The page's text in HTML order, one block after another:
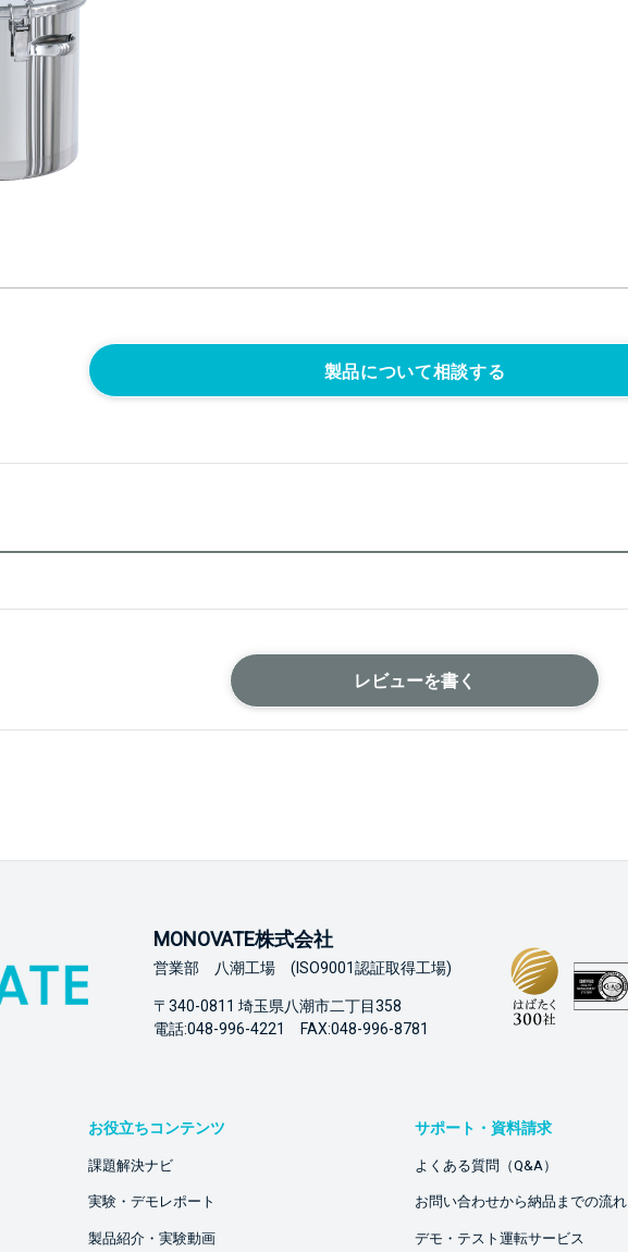
製品について相談する
レビューを書く
MONOVATE株式会社
営業部 八潮工場 (ISO9001認証取得工場)
〒340-0811 埼玉県八潮市二丁目358
電話:048-996-4221 FAX:048-996-8781
お役立ちコンテンツ
課題解決ナビ
実験・デモレポート
製品紹介・実験動画
サポート・資料請求
よくある質問（Q&A）
お問い合わせから納品までの流れ
デモ・テスト運転サービス